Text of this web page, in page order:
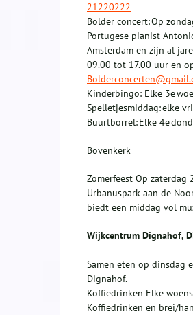
21220222
Bolder concert: Op
Portugese pianist
Amsterdam en zijn al
09.00 tot 17.00 uur en
Kinderbingo: Elke 3e
Spelletjesmiddag: elke
Buurtborrel: Elke 4e
Bovenkerk
Zomerfeest Op
Urbanuspark aan de
biedt een middag vol
Wijkcentrum Dignahof,
Samen eten op dinsdag
Dignahof.
Koffiedrinken Elke
Koffiedrinken en brei/